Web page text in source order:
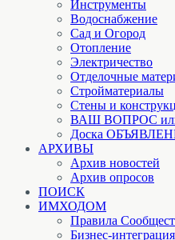
Инструменты
Водоснабжение
Сад и Огород
Отопление
Электричество
Отделочные
Стройматериалы
Стены и
ВАШ ВОПРОС
Доска
АРХИВЫ
Архив новостей
Архив опросов
ПОИСК
ИМХОДОМ
Правила
Бизнес-интеграция